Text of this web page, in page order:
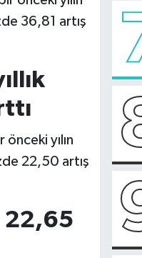
36,81 artış
yılın
22,50 artış
22,65